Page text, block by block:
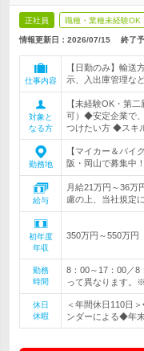
正社員 職種・業種未経験OK
情報更新日：2026/07/15 終了
仕事内容
【日勤のみ】輸送
示、入出庫管理な
対象と
なる方
【未経験OK・第
可）◆安定企業で
つけたい方 ◆スキ
勤務地
【マイカー＆バイ
阪・岡山で募集中
給与
月給21万円～36万
慮の上、当社規定
初年度
年収
350万円～550万円
勤務
時間
8：00～17：00／8
って異なります。
休日
休暇
＜年間休日110日
ンダーによる◆年